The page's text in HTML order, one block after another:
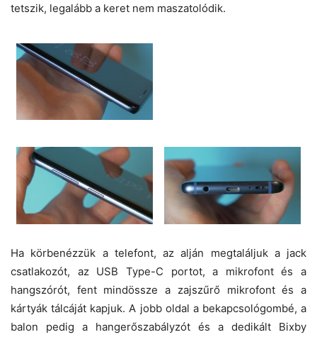
tetszik, legalább a keret nem maszatolódik.
Ha körbenézzük a telefont, az alján megtaláljuk a jack
csatlakozót, az USB Type-C portot, a mikrofont és a
hangszórót, fent mindössze a zajszűrő mikrofont és a
kártyák tálcáját kapjuk. A jobb oldal a bekapcsológombé, a
balon pedig a hangerőszabályzót és a dedikált Bixby